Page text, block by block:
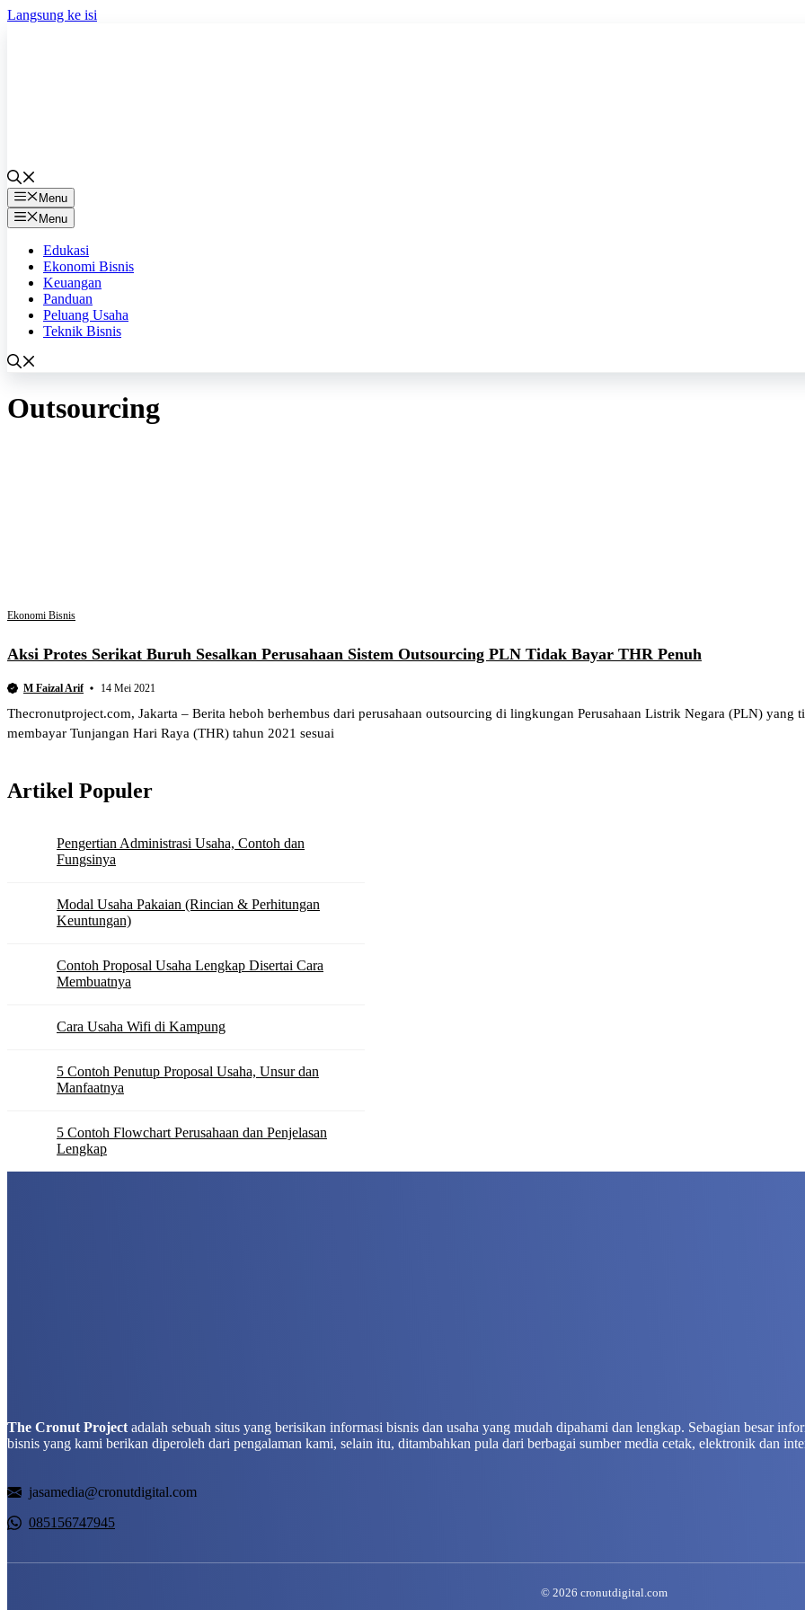
Langsung ke isi
Menu
Menu
Edukasi
Ekonomi Bisnis
Keuangan
Panduan
Peluang Usaha
Teknik Bisnis
Outsourcing
Ekonomi Bisnis
Aksi Protes Serikat Buruh Sesalkan Perusahaan Sistem Outsourcing PLN Tidak Bayar THR Penuh
M Faizal Arif 14 Mei 2021
Thecronutproject.com, Jakarta – Berita heboh berhembus dari perusahaan outsourcing di lingkungan Perusahaan Listrik Negara (PLN) yang
membayar Tunjangan Hari Raya (THR) tahun 2021 sesuai
Artikel Populer
Pengertian Administrasi Usaha, Contoh dan
Fungsinya
Modal Usaha Pakaian (Rincian & Perhitungan
Keuntungan)
Contoh Proposal Usaha Lengkap Disertai Cara
Membuatnya
Cara Usaha Wifi di Kampung
5 Contoh Penutup Proposal Usaha, Unsur dan
Manfaatnya
5 Contoh Flowchart Perusahaan dan Penjelasan
Lengkap
The Cronut Projectadalah sebuah situs yang berisikan informasi bisnis dan usaha yang mudah dipahami dan lengkap. Sebagian besar
bisnis yang kami berikan diperoleh dari pengalaman kami, selain itu, ditambahkan pula dari berbagai sumber media cetak, elektronik dan
jasamedia@cronutdigital.com
085156747945
© 2026 cronutdigital.com